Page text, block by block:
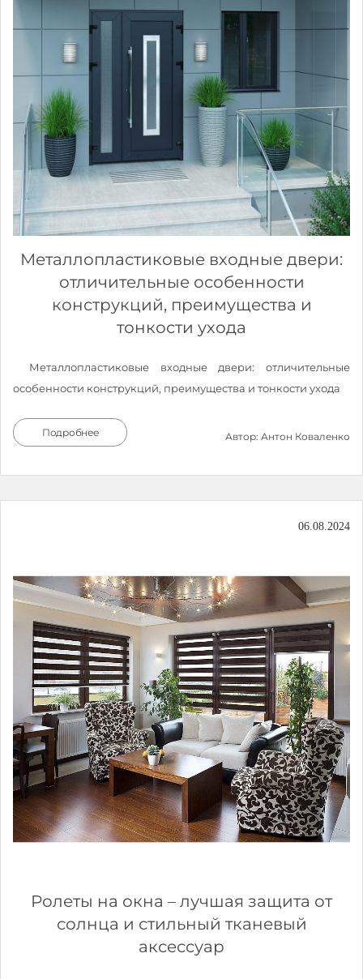
Металлопластиковые входные двери:
отличительные особенности
конструкций, преимущества и
тонкости ухода
Металлопластиковые входные двери: отличительные
особенности конструкций, преимущества и тонкости ухода
Подробнее Автор: Антон Коваленко
06.08.2024
Ролеты на окна – лучшая защита от
солнца и стильный тканевый
аксессуар